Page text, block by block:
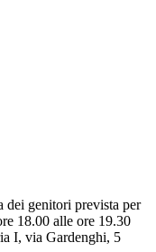
dei genitori prevista per
18.00 alle ore 19.30
I, via Gardenghi, 5